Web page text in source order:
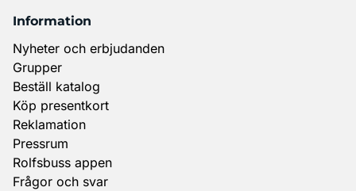
Information
Nyheter och erbjudanden
Grupper
Beställ katalog
Köp presentkort
Reklamation
Pressrum
Rolfsbuss appen
Frågor och svar